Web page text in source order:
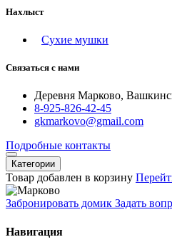
Нахлыст
Сухие мушки
Связаться с нами
Деревня Марково,
8-925-826-42-45
gkmarkovo@gmail.com
Подробные контакты
Категории
Товар добавлен в корзину
Забронировать домик Задать
Навигация